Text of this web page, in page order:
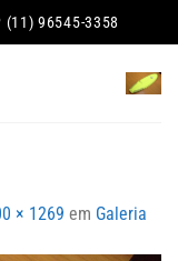
(11) 96545-3358
× 1269 em Galeria